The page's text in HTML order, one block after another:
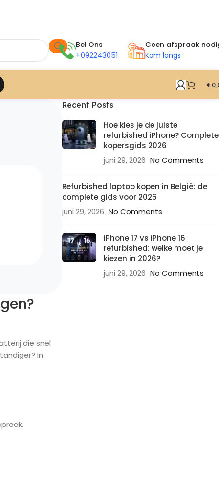
Bel Ons
+092243051
Geen afspraak
Kom langs
€
die snel
In
Recent Posts
Hoe kies je de juiste
refurbished iPhone? Complete
kopersgids 2026
juni 29, 2026 No Comments
Refurbished laptop kopen in België: de
complete gids voor 2026
juni 29, 2026 No Comments
iPhone 17 vs iPhone 16
refurbished: welke moet je
kiezen in 2026?
juni 29, 2026 No Comments